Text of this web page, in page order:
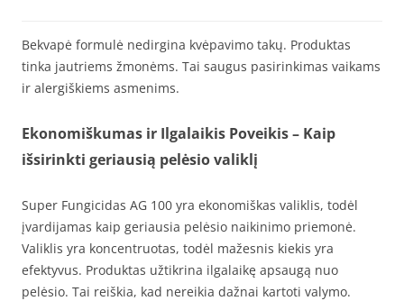
Bekvapė formulė nedirgina kvėpavimo takų. Produktas
tinka jautriems žmonėms. Tai saugus pasirinkimas vaikams
ir alergiškiems asmenims.
Ekonomiškumas ir Ilgalaikis Poveikis – Kaip
išsirinkti geriausią pelėsio valiklį
Super Fungicidas AG 100 yra ekonomiškas valiklis, todėl
įvardijamas kaip geriausia pelėsio naikinimo priemonė.
Valiklis yra koncentruotas, todėl mažesnis kiekis yra
efektyvus. Produktas užtikrina ilgalaikę apsaugą nuo
pelėsio. Tai reiškia, kad nereikia dažnai kartoti valymo.